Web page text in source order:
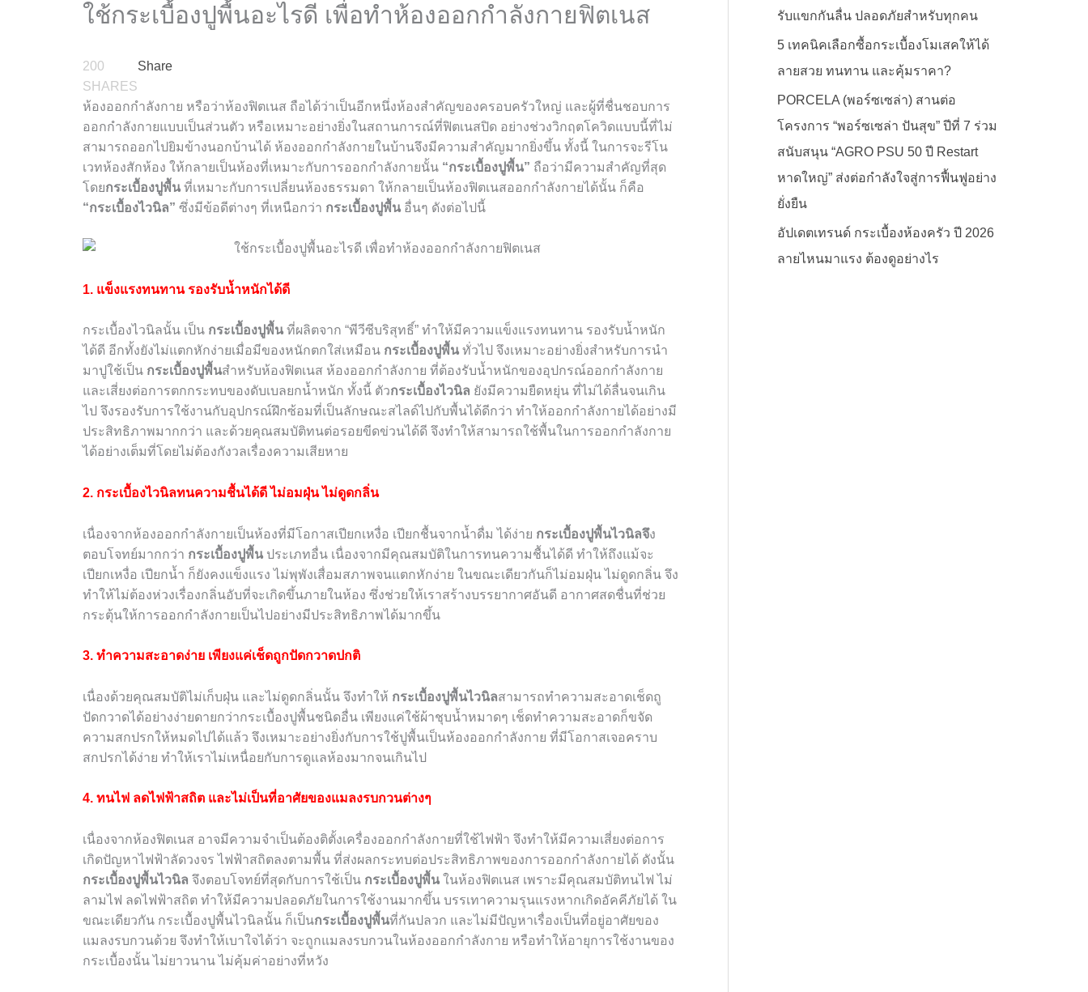
ใช้กระเบื้องปูพื้นอะไรดี เพื่อทำห้องออกกำลังกายฟิตเนส
200
SHARES
Share
ห้องออกกำลังกาย หรือว่าห้องฟิตเนส ถือได้ว่าเป็นอีกหนึ่งห้องสำคัญของครอบครัวใหญ่ และผู้ที่ชื่นชอบการ
ออกกำลังกายแบบเป็นส่วนตัว หรือเหมาะอย่างยิ่งในสถานการณ์ที่ฟิตเนสปิด อย่างช่วงวิกฤตโควิดแบบนี้ที่ไม่
สามารถออกไปยิมข้างนอกบ้านได้ ห้องออกกำลังกายในบ้านจึงมีความสำคัญมากยิ่งขึ้น ทั้งนี้ ในการจะรีโน
เวทห้องสักห้อง ให้กลายเป็นห้องที่เหมาะกับการออกกำลังกายนั้น “กระเบื้องปูพื้น” ถือว่ามีความสำคัญที่สุด
โดยกระเบื้องปูพื้น ที่เหมาะกับการเปลี่ยนห้องธรรมดา ให้กลายเป็นห้องฟิตเนสออกกำลังกายได้นั้น ก็คือ
“กระเบื้องไวนิล” ซึ่งมีข้อดีต่างๆ ที่เหนือกว่า กระเบื้องปูพื้น อื่นๆ ดังต่อไปนี้
1. แข็งแรงทนทาน รองรับน้ำหนักได้ดี
กระเบื้องไวนิลนั้น เป็น กระเบื้องปูพื้น ที่ผลิตจาก “พีวีซีบริสุทธิ์” ทำให้มีความแข็งแรงทนทาน รองรับน้ำหนัก
ได้ดี อีกทั้งยังไม่แตกหักง่ายเมื่อมีของหนักตกใส่เหมือน กระเบื้องปูพื้น ทั่วไป จึงเหมาะอย่างยิ่งสำหรับการนำ
มาปูใช้เป็น กระเบื้องปูพื้นสำหรับห้องฟิตเนส ห้องออกกำลังกาย ที่ต้องรับน้ำหนักของอุปกรณ์ออกกำลังกาย
และเสี่ยงต่อการตกกระทบของดับเบลยกน้ำหนัก ทั้งนี้ ตัวกระเบื้องไวนิล ยังมีความยืดหยุ่น ที่ไม่ได้ลื่นจนเกิน
ไป จึงรองรับการใช้งานกับอุปกรณ์ฝึกซ้อมที่เป็นลักษณะสไลด์ไปกับพื้นได้ดีกว่า ทำให้ออกกำลังกายได้อย่างมี
ประสิทธิภาพมากกว่า และด้วยคุณสมบัติทนต่อรอยขีดข่วนได้ดี จึงทำให้สามารถใช้พื้นในการออกกำลังกาย
ได้อย่างเต็มที่โดยไม่ต้องกังวลเรื่องความเสียหาย
2. กระเบื้องไวนิลทนความชื้นได้ดี ไม่อมฝุ่น ไม่ดูดกลิ่น
เนื่องจากห้องออกกำลังกายเป็นห้องที่มีโอกาสเปียกเหงื่อ เปียกชื้นจากน้ำดื่ม ได้ง่าย กระเบื้องปูพื้นไวนิลจึง
ตอบโจทย์มากกว่า กระเบื้องปูพื้น ประเภทอื่น เนื่องจากมีคุณสมบัติในการทนความชื้นได้ดี ทำให้ถึงแม้จะ
เปียกเหงื่อ เปียกน้ำ ก็ยังคงแข็งแรง ไม่พุพังเสื่อมสภาพจนแตกหักง่าย ในขณะเดียวกันก็ไม่อมฝุ่น ไม่ดูดกลิ่น จึง
ทำให้ไม่ต้องห่วงเรื่องกลิ่นอับที่จะเกิดขึ้นภายในห้อง ซึ่งช่วยให้เราสร้างบรรยากาศอันดี อากาศสดชื่นที่ช่วย
กระตุ้นให้การออกกำลังกายเป็นไปอย่างมีประสิทธิภาพได้มากขึ้น
3. ทำความสะอาดง่าย เพียงแค่เช็ดถูกปัดกวาดปกติ
เนื่องด้วยคุณสมบัติไม่เก็บฝุ่น และไม่ดูดกลิ่นนั้น จึงทำให้ กระเบื้องปูพื้นไวนิลสามารถทำความสะอาดเช็ดถู
ปัดกวาดได้อย่างง่ายดายกว่ากระเบื้องปูพื้นชนิดอื่น เพียงแค่ใช้ผ้าชุบน้ำหมาดๆ เช็ดทำความสะอาดก็ขจัด
ความสกปรกให้หมดไปได้แล้ว จึงเหมาะอย่างยิ่งกับการใช้ปูพื้นเป็นห้องออกกำลังกาย ที่มีโอกาสเจอคราบ
สกปรกได้ง่าย ทำให้เราไม่เหนื่อยกับการดูแลห้องมากจนเกินไป
4. ทนไฟ ลดไฟฟ้าสถิต และไม่เป็นที่อาศัยของแมลงรบกวนต่างๆ
เนื่องจากห้องฟิตเนส อาจมีความจำเป็นต้องติตั้งเครื่องออกกำลังกายที่ใช้ไฟฟ้า จึงทำให้มีความเสี่ยงต่อการ
เกิดปัญหาไฟฟ้าลัดวงจร ไฟฟ้าสถิตลงตามพื้น ที่ส่งผลกระทบต่อประสิทธิภาพของการออกกำลังกายได้ ดังนั้น
กระเบื้องปูพื้นไวนิล จึงตอบโจทย์ที่สุดกับการใช้เป็น กระเบื้องปูพื้น ในห้องฟิตเนส เพราะมีคุณสมบัติทนไฟ ไม่
ลามไฟ ลดไฟฟ้าสถิต ทำให้มีความปลอดภัยในการใช้งานมากขึ้น บรรเทาความรุนแรงหากเกิดอัคคีภัยได้ ใน
ขณะเดียวกัน กระเบื้องปูพื้นไวนิลนั้น ก็เป็นกระเบื้องปูพื้นที่กันปลวก และไม่มีปัญหาเรื่องเป็นที่อยู่อาศัยของ
แมลงรบกวนด้วย จึงทำให้เบาใจได้ว่า จะถูกแมลงรบกวนในห้องออกกำลังกาย หรือทำให้อายุการใช้งานของ
กระเบื้องนั้น ไม่ยาวนาน ไม่คุ้มค่าอย่างที่หวัง
รับแขกกันลื่น ปลอดภัยสำหรับทุกคน
5 เทคนิคเลือกซื้อกระเบื้องโมเสคให้ได้
ลายสวย ทนทาน และคุ้มราคา?
PORCELA (พอร์ซเซล่า) สานต่อ
โครงการ “พอร์ซเซล่า ปันสุข” ปีที่ 7 ร่วม
สนับสนุน “AGRO PSU 50 ปี Restart
หาดใหญ่” ส่งต่อกำลังใจสู่การฟื้นฟูอย่าง
ยั่งยืน
อัปเดตเทรนด์ กระเบื้องห้องครัว ปี 2026
ลายไหนมาแรง ต้องดูอย่างไร